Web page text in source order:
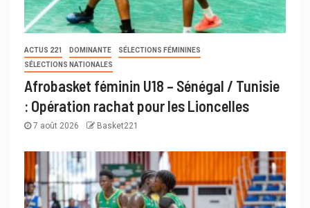
ACTUS 221 DOMINANTE
SÉLECTIONS FÉMININES
SÉLECTIONS NATIONALES
Afrobasket féminin U18 – Sénégal / Tunisie
: Opération rachat pour les Lioncelles
7 août 2026 Basket221